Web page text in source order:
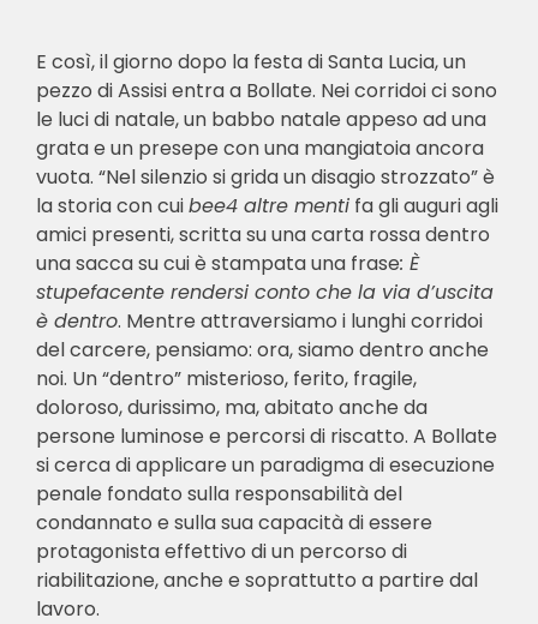
E così, il giorno dopo la festa di Santa Lucia, un
pezzo di Assisi entra a Bollate. Nei corridoi ci sono
le luci di natale, un babbo natale appeso ad una
grata e un presepe con una mangiatoia ancora
vuota. “Nel silenzio si grida un disagio strozzato” è
la storia con cuibee4 altre mentifa gli auguri agli
amici presenti, scritta su una carta rossa dentro
una sacca su cui è stampata una frase: È
stupefacente rendersi conto che la via d’uscita
è dentro. Mentre attraversiamo i lunghi corridoi
del carcere, pensiamo: ora, siamo dentro anche
noi. Un “dentro” misterioso, ferito, fragile,
doloroso, durissimo, ma, abitato anche da
persone luminose e percorsi di riscatto. A Bollate
si cerca di applicare un paradigma di esecuzione
penale fondato sulla responsabilità del
condannato e sulla sua capacità di essere
protagonista effettivo di un percorso di
riabilitazione, anche e soprattutto a partire dal
lavoro.